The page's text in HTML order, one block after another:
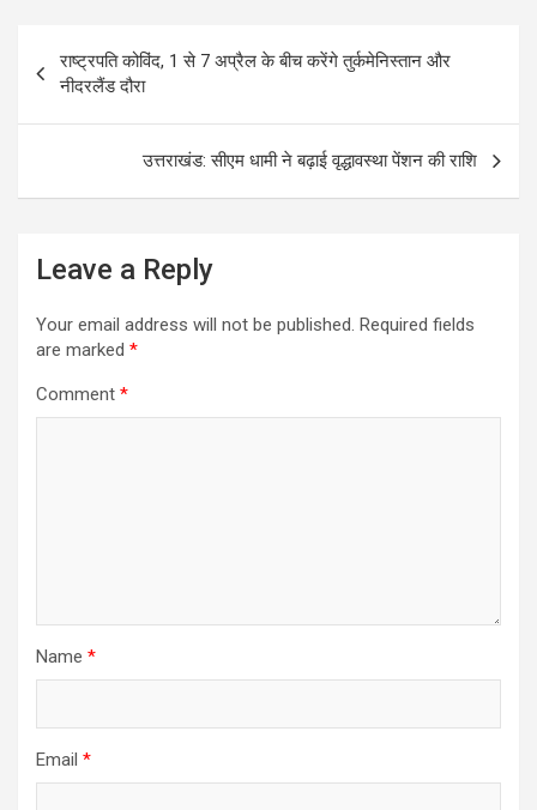
b
o
o
er
s
A
p
p
e
navigation
राष्ट्रपति कोविंद, 1 से 7 अप्रैल के बीच करेंगे तुर्कमेनिस्तान और
नीदरलैंड दौरा
उत्तराखंड: सीएम धामी ने बढ़ाई वृद्धावस्था पेंशन की राशि
Leave a Reply
Your email address will not be published. Required fields
are marked *
Comment *
Name *
Email *